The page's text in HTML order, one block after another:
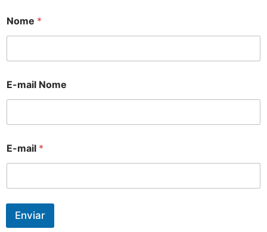
Nome *
E-mail Nome
E-mail *
Enviar